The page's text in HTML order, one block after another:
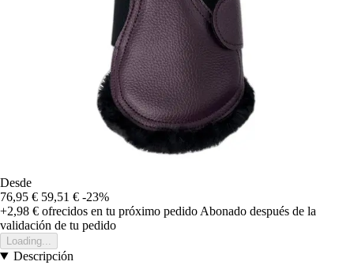
Desde
76,95 € 59,51 € -23%
+2,98 € ofrecidos en tu próximo pedido Abonado después de la
validación de tu pedido
Loading...
Descripción